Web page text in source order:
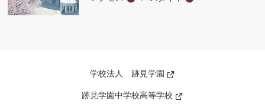
学校法人 跡見学園
新
ウ
跡見学園中学校高等学校
新